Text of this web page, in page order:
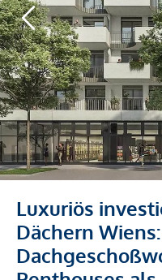
Luxuriös
Dächern Wiens: